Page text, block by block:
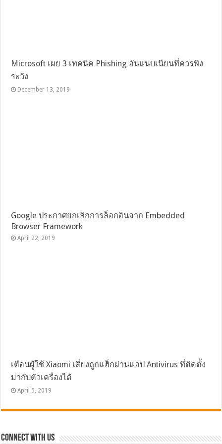
Microsoft เผย 3 เทคนิค Phishing อันแนบเนียนที่ควรพึง
ระวัง
December 13, 2019
Google ประกาศยกเลิกการล็อกอินจาก Embedded
Browser Framework
April 22, 2019
เตือนผู้ใช้ Xiaomi เสี่ยงถูกแฮ็กผ่านแอป Antivirus ที่ติดตั้ง
มากับตัวเครื่องได้
April 5, 2019
Connect with Us